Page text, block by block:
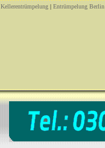
Kellerentrümpelung | Entrümpelung Berlin